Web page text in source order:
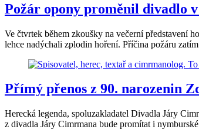
Požár opony proměnil divadlo
Ve čtvrtek během zkoušky na večerní představení
lehce nadýchali zplodin hoření. Příčina požáru
Přímý přenos z 90. narozenin
Herecká legenda, spoluzakladatel Divadla Járy
z divadla Járy Cimrmana bude promítat i